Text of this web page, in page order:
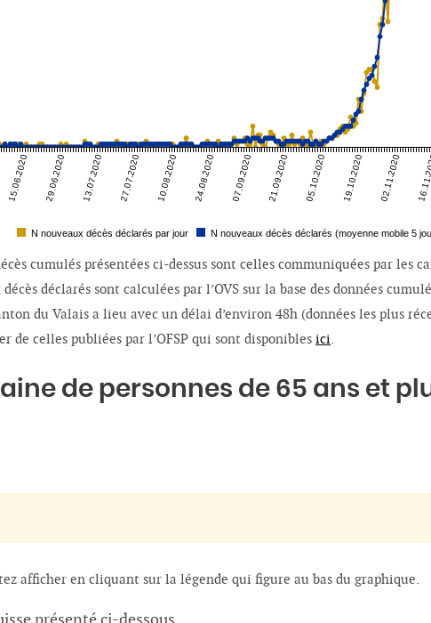
15.06.2020 29.06.2020 13.07.2020 27.07.2020 10.08.2020 24.08.2020 07.09.2020 21.09.2020 05.10.2020 19.10.2020 02.11.2020
N nouveaux décès déclarés par jour N nouveaux décès déclarés (moyenne mobile 5
cumulés présentées ci-dessus sont celles communiquées par les
décès déclarés sont calculées par l’OVS sur la base des données
du Valais a lieu avec un délai d’environ 48h (données les plus
de celles publiées par l’OFSP qui sont disponibles ici.
de personnes de 65 ans et
afficher en cliquant sur la légende qui figure au bas du graphique.